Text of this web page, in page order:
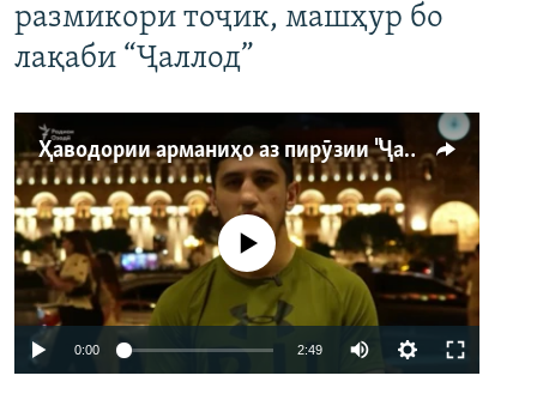
размикори тоҷик, машҳур бо
лақаби “Ҷаллод”
Ҳаводории арманиҳо аз пирӯзии "Ҷаллод"-и тоҷик
Феълан кор намекунад
0:00 2:49